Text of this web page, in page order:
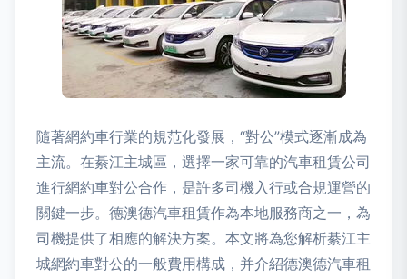
隨著網約車行業的規范化發展，“對公”模式逐漸成為
主流。在綦江主城區，選擇一家可靠的汽車租賃公司
進行網約車對公合作，是許多司機入行或合規運營的
關鍵一步。德澳德汽車租賃作為本地服務商之一，為
司機提供了相應的解決方案。本文將為您解析綦江主
城網約車對公的一般費用構成，并介紹德澳德汽車租